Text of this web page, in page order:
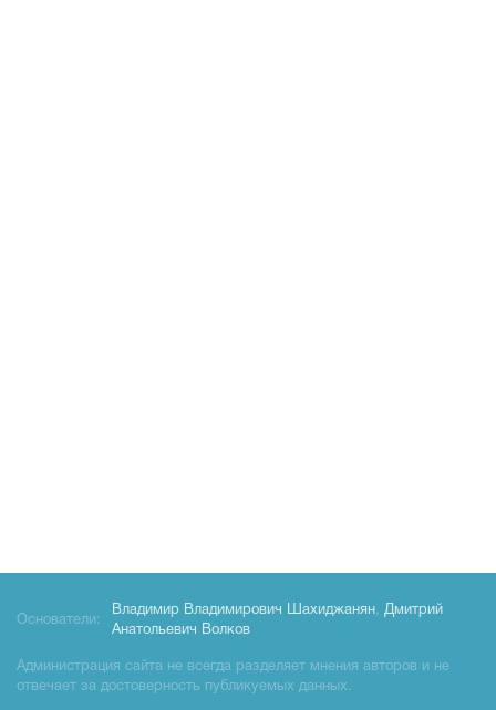
Основатели:
Владимир Владимирович Шахиджанян, Дмитрий
Анатольевич Волков
Администрация сайта не всегда разделяет мнения авторов и не
отвечает за достоверность публикуемых данных.